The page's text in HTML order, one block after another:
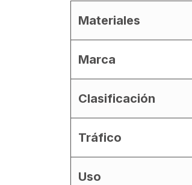
Materiales
Marca
Clasificación
Tráfico
Uso